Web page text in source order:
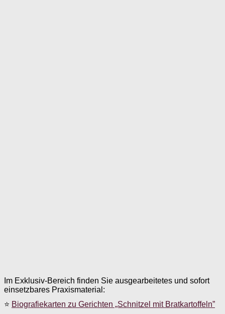
Im Exklusiv-Bereich finden Sie ausgearbeitetes und sofort
einsetzbares Praxismaterial:
⭐ Biografiekarten zu Gerichten „Schnitzel mit Bratkartoffeln”